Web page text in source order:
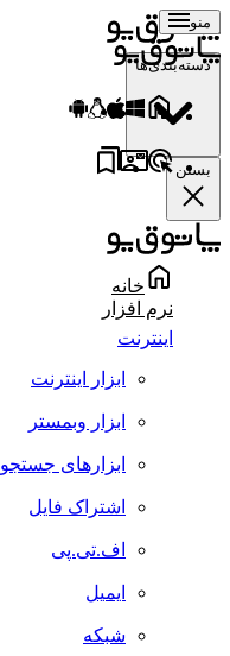
منو
دسته‌بندی‌ها
بستن
خانه
نرم افزار
اینترنت
ابزار اینترنت
ابزار وبمستر
ابزارهای جستجو
اشتراک فایل
اف.تی.پی
ایمیل
شبکه